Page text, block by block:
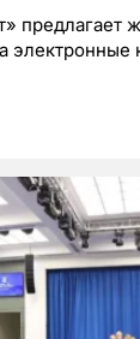
предлагает
электронные